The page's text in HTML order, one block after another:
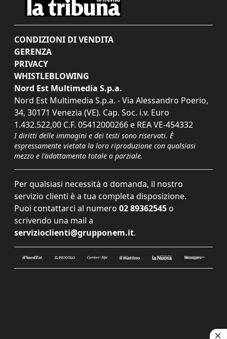
CONDIZIONI DI VENDITA
GERENZA
PRIVACY
WHISTLEBLOWING
Nord Est Multimedia S.p.a.
Nord Est Multimedia S.p.a. - Via Alessandro Poerio,
34, 30171 Venezia (VE). Cap. Soc. i.v. Euro
1.432.522,00 C.F. 05412000266 e REA VE-454332
I diritti delle immagini e dei testi sono riservati. È
espressamente vietata la loro riproduzione con qualsiasi
mezzo e l'adattamento totale o parziale.
Per qualsiasi necessità o domanda, il nostro
servizio clienti è a tua completa disposizione.
Puoi contattarci al numero 02 89362545 o
scrivendo una mail a
servizioclienti@grupponem.it.